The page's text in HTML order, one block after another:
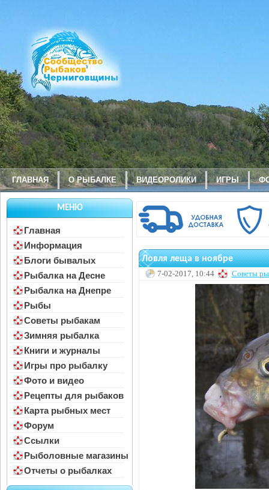
ГЛАВНАЯ О РЫБАЛКЕ ВИДЕОРОЛИКИ ИГРЫ
МЕНЮ
Главная
Информация
Блоги бывалых
Рыбалка на Десне
Рыбалка на Днепре
Рыбы
Советы рыбакам
Зимняя рыбалка
Книги и журналы
Игры про рыбалку
Фото и видео
Рецепты для рыбаков
Карта рыбных мест
Форум
Ссылки
Рыболовные магазины
Отчеты о рыбалках
Ловля леща в ноябре
7-02-2017, 10:44 Советы